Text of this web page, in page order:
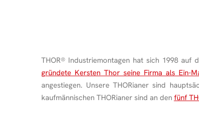
THOR®Industriemontagen hat sich 1998 auf
gründete Kersten Thor seine Firma als Ein-
angestiegen. Unsere THORianer sind
kaufmännischen THORianer sind an den fünf